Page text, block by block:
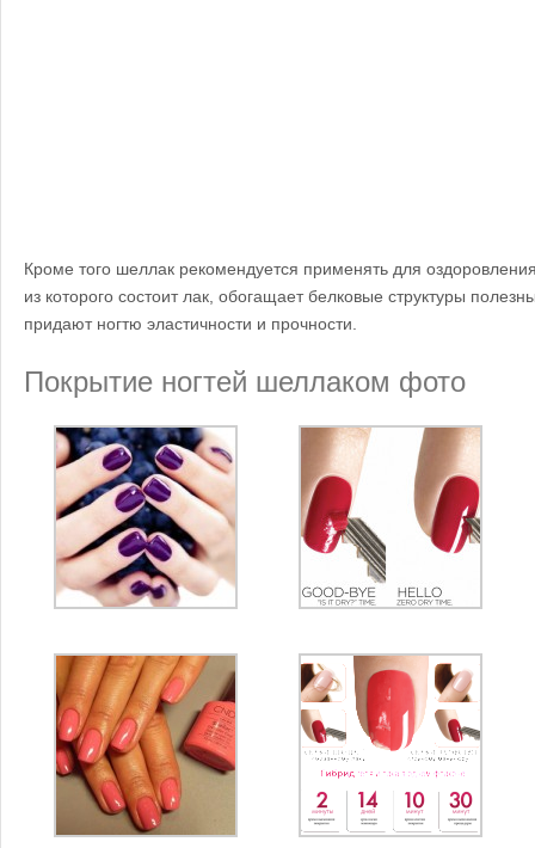
Кроме того шеллак рекомендуется применять для
из которого состоит лак, обогащает белковые структуры
придают ногтю эластичности и прочности.
Покрытие ногтей шеллаком фото